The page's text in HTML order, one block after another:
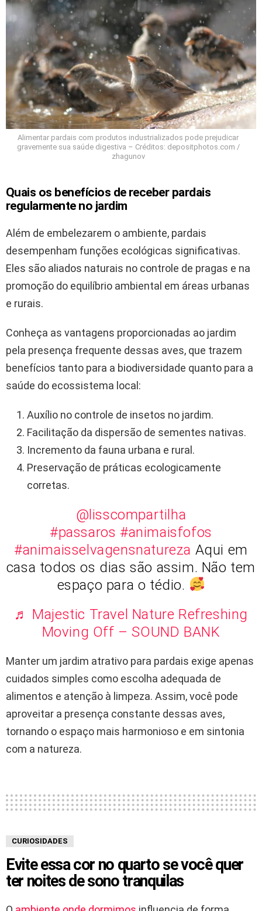
Alimentar pardais com produtos industrializados pode prejudicar
gravemente sua saúde digestiva – Créditos: depositphotos.com /
zhagunov
Quais os benefícios de receber pardais
regularmente no jardim
Além de embelezarem o ambiente, pardais
desempenham funções ecológicas significativas.
Eles são aliados naturais no controle de pragas e na
promoção do equilíbrio ambiental em áreas urbanas
e rurais.
Conheça as vantagens proporcionadas ao jardim
pela presença frequente dessas aves, que trazem
benefícios tanto para a biodiversidade quanto para a
saúde do ecossistema local:
Auxílio no controle de insetos no jardim.
Facilitação da dispersão de sementes nativas.
Incremento da fauna urbana e rural.
Preservação de práticas ecologicamente
corretas.
@lisscompartilha
#passaros #animaisfofos
#animaisselvagensnatureza Aqui em
casa todos os dias são assim. Não tem
espaço para o tédio.
♬ Majestic Travel Nature Refreshing
Moving Off – SOUND BANK
Manter um jardim atrativo para pardais exige apenas
cuidados simples como escolha adequada de
alimentos e atenção à limpeza. Assim, você pode
aproveitar a presença constante dessas aves,
tornando o espaço mais harmonioso e em sintonia
com a natureza.
CURIOSIDADES
Evite essa cor no quarto se você quer
ter noites de sono tranquilas